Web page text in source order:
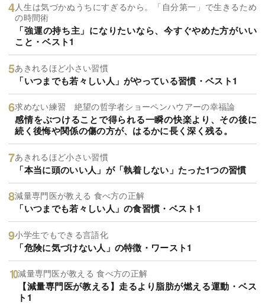
人生は気づかぬうちにすぎるから。「自分第一」で生きるため
の時間術
「強運の持ち主」になりたいなら、今すぐやめた方がいい
こと・ベスト1
あきれるほど小さい習慣
「いつまでも若々しい人」がやっている習慣・ベスト1
求めない練習 絶望の哲学者ショーペンハウアーの幸福論
感情をぶつけることで得られる一瞬の快楽より、その後に
続く後悔や関係の傷の方が、はるかに長く深く残る。
あきれるほど小さい習慣
「本当に頭のいい人」が「執着しない」たった1つの習慣
減量専門医が教える 食べ方の正解
「いつまでも若々しい人」の食習慣・ベスト1
小学生でもできる言語化
「危険に気づけない人」の特徴・ワースト1
減量専門医が教える 食べ方の正解
【減量専門医が教える】走るより脂肪が燃える運動・ベス
ト1